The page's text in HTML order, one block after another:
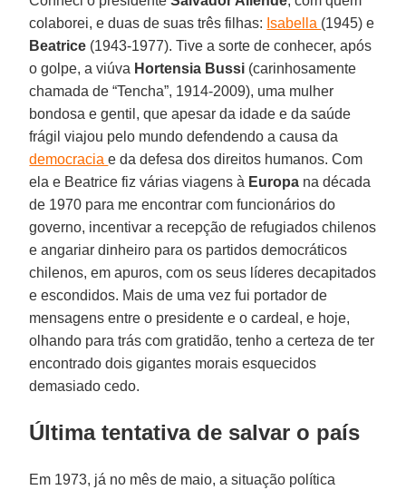
colaborei, e duas de suas três filhas: Isabella (1945) e
Beatrice (1943-1977). Tive a sorte de conhecer, após
o golpe, a viúva Hortensia Bussi (carinhosamente
chamada de “Tencha”, 1914-2009), uma mulher
bondosa e gentil, que apesar da idade e da saúde
frágil viajou pelo mundo defendendo a causa da
democraciae da defesa dos direitos humanos. Com
ela e Beatrice fiz várias viagens à Europa na década
de 1970 para me encontrar com funcionários do
governo, incentivar a recepção de refugiados chilenos
e angariar dinheiro para os partidos democráticos
chilenos, em apuros, com os seus líderes decapitados
e escondidos. Mais de uma vez fui portador de
mensagens entre o presidente e o cardeal, e hoje,
olhando para trás com gratidão, tenho a certeza de ter
encontrado dois gigantes morais esquecidos
demasiado cedo.
Última tentativa de salvar o país
Em 1973, já no mês de maio, a situação política